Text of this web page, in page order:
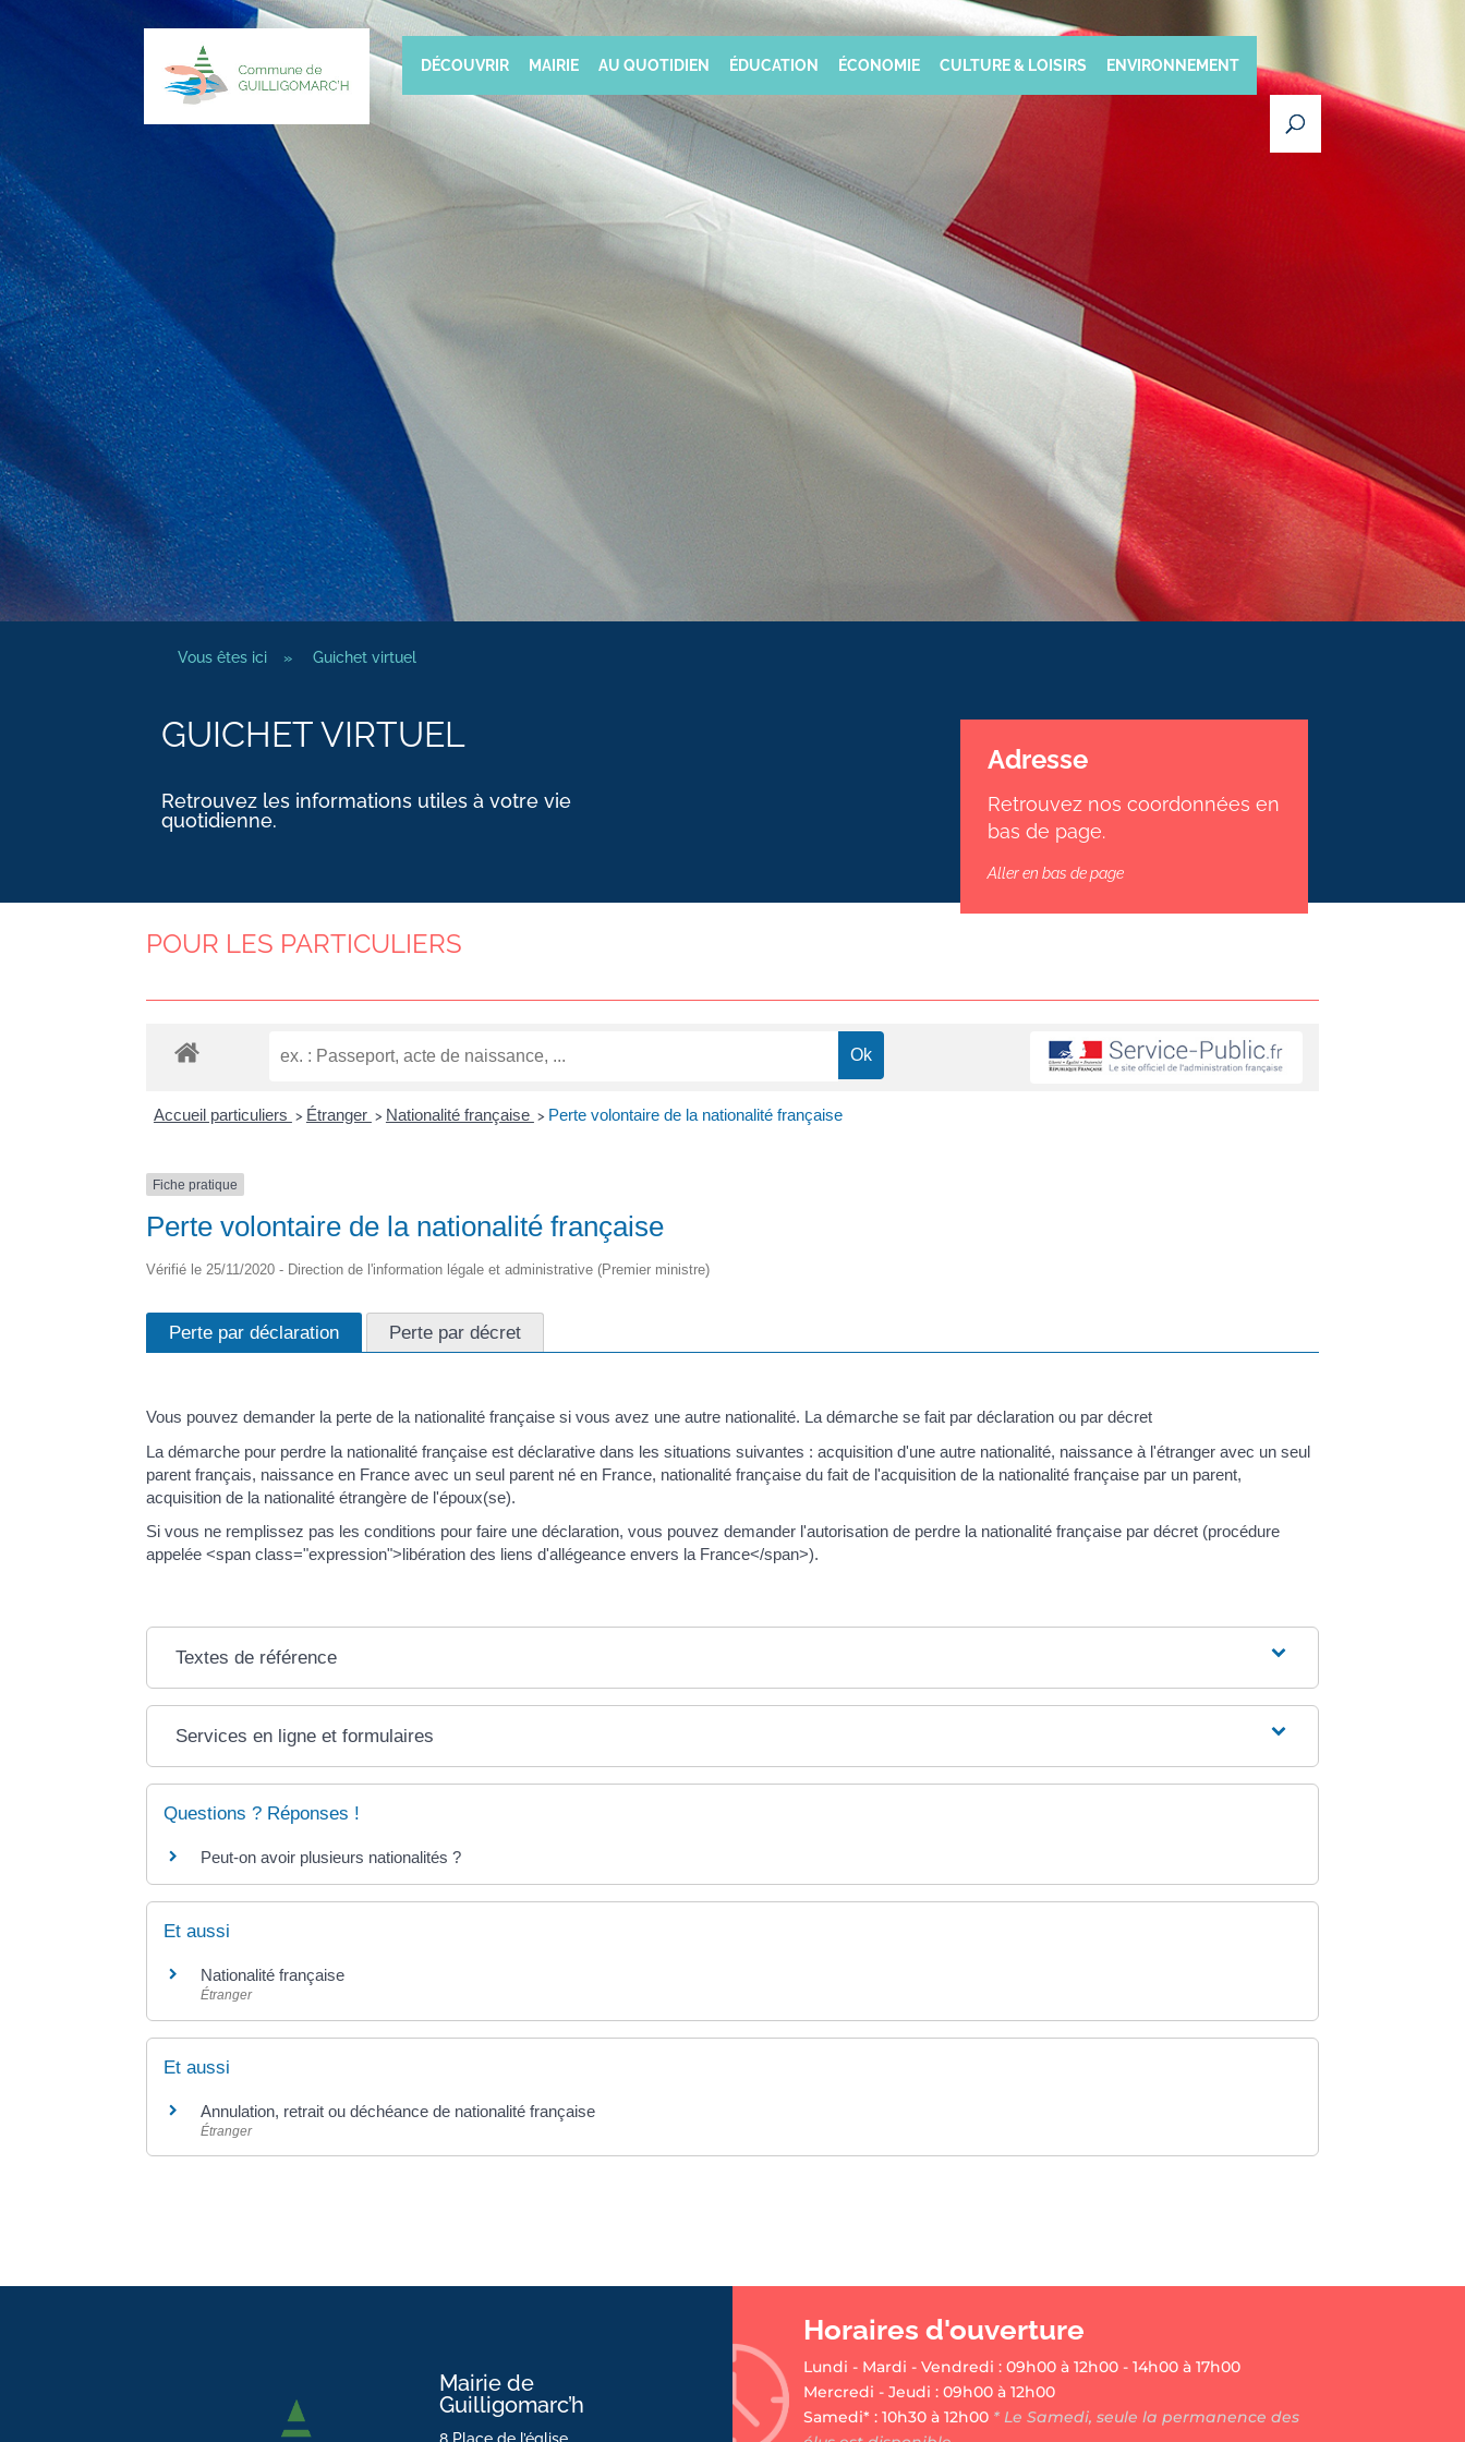
DÉCOUVRIR MAIRIE AU QUOTIDIEN ÉDUCATION ÉCONOMIE CULTURE & LOISIRS ENVIRONNEMENT
Vous êtes ici » Guichet virtuel
GUICHET VIRTUEL
Retrouvez les informations utiles à votre vie
quotidienne.
Adresse
Retrouvez nos coordonnées en
bas de page.
Aller en bas de page
POUR LES PARTICULIERS
Accueil particuliers > Étranger > Nationalité française > Perte volontaire de la nationalité française
Fiche pratique
Perte volontaire de la nationalité française
Vérifié le 25/11/2020 - Direction de l'information légale et administrative (Premier ministre)
Perte par déclaration Perte par décret
Vous pouvez demander la perte de la nationalité française si vous avez une autre nationalité. La démarche se fait par déclaration ou par décret
La démarche pour perdre la nationalité française est déclarative dans les situations suivantes : acquisition d'une autre nationalité, naissance à l'étranger avec un seul
parent français, naissance en France avec un seul parent né en France, nationalité française du fait de l'acquisition de la nationalité française par un parent,
acquisition de la nationalité étrangère de l'époux(se).
Si vous ne remplissez pas les conditions pour faire une déclaration, vous pouvez demander l'autorisation de perdre la nationalité française par décret (procédure
appelée <span class="expression">libération des liens d'allégeance envers la France</span>).
Textes de référence
Services en ligne et formulaires
Questions ? Réponses !
Peut-on avoir plusieurs nationalités ?
Et aussi
Nationalité française
Étranger
Et aussi
Annulation, retrait ou déchéance de nationalité française
Étranger
Mairie de
Guilligomarc’h
8 Place de l’église
Horaires d'ouverture
Lundi - Mardi - Vendredi : 09h00 à 12h00 - 14h00 à 17h00
Mercredi - Jeudi : 09h00 à 12h00
Samedi* : 10h30 à 12h00* Le Samedi, seule la permanence des